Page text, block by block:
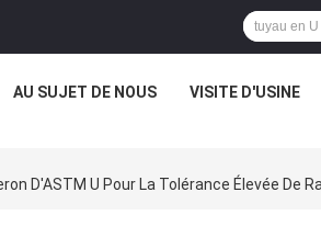
AU SUJET DE NOUS VISITE D'USINE
D'ASTM U Pour La Tolérance Élevée De